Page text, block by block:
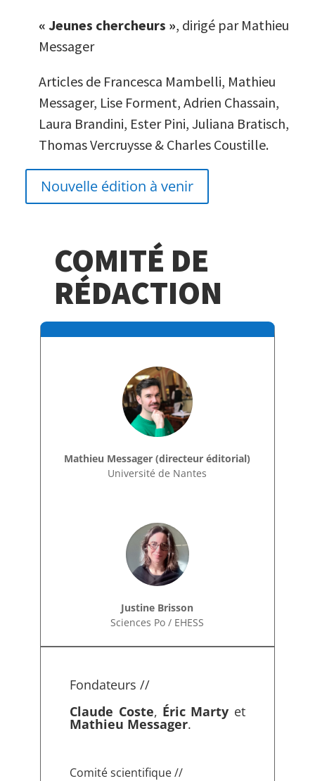
« Jeunes chercheurs », dirigé par Mathieu
Messager
Articles de Francesca Mambelli, Mathieu
Messager, Lise Forment, Adrien Chassain,
Laura Brandini, Ester Pini, Juliana Bratisch,
Thomas Vercruysse & Charles Coustille.
Nouvelle édition à venir
COMITÉ DE
RÉDACTION
Mathieu Messager (directeur éditorial)
Université de Nantes
Justine Brisson
Sciences Po / EHESS
Fondateurs //
Claude Coste, Éric Marty et
Mathieu Messager.
Comité scientifique //